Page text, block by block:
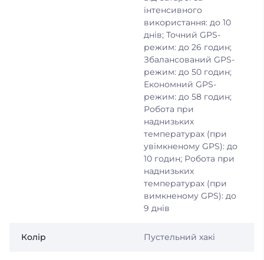
інтенсивного
використання: до 10
днів; Точний GPS-
режим: до 26 годин;
Збалансований GPS-
режим: до 50 годин;
Економний GPS-
режим: до 58 годин;
Робота при
наднизьких
температурах (при
увімкненому GPS): до
10 годин; Робота при
наднизьких
температурах (при
вимкненому GPS): до
9 днів
Колір Пустельний хакі